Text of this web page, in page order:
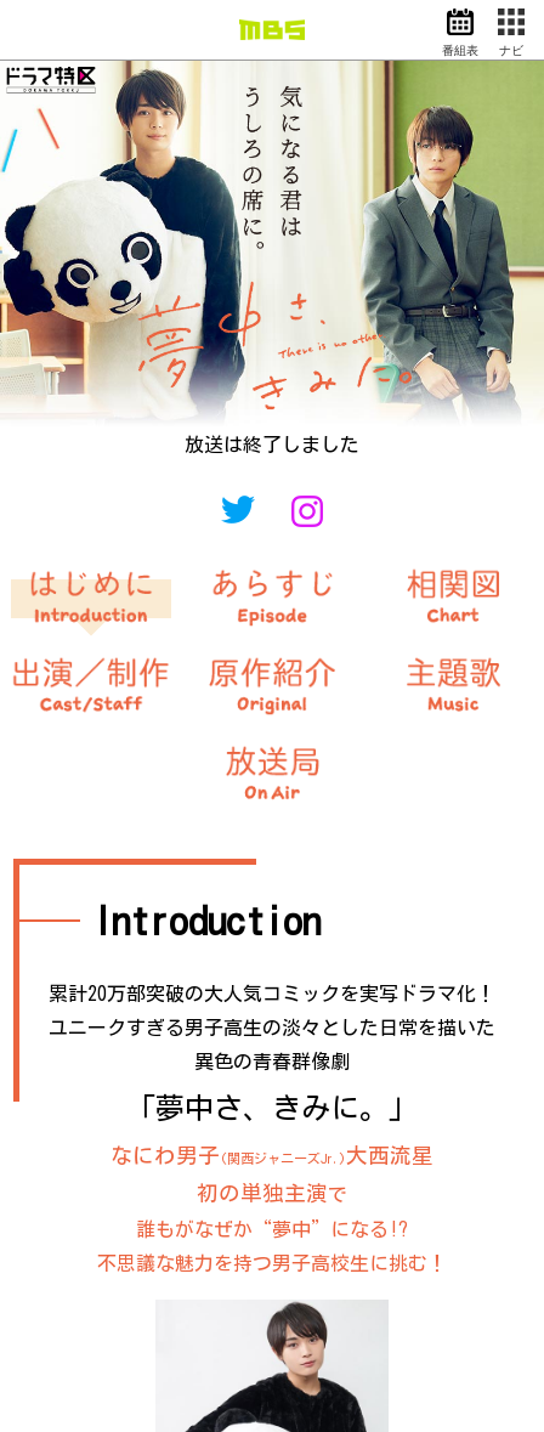
情報・報道
バラエティ
ドラマ
アニメ
スポーツ
動画イズム ニュース
天気・防災 イベント
映画 アナウンサー
番組表 ナビ
Introduction
累計20万部突破の大人気コミックを実写ドラマ化！
ユニークすぎる男子高生の淡々とした日常を描いた
異色の青春群像劇
「夢中さ、きみに。」
なにわ男子 (関西ジャニーズJr.) 大西流星
初の単独主演で
誰もがなぜか“夢中”になる!?
不思議な魅力を持つ男子高校生に挑む！